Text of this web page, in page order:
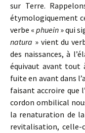
sur Terre.
étymologiquement
verbe « phuein » qui
natura » vient du
des naissances, à
équivaut avant tout
fuite en avant dans
faisant accroire que
cordon ombilical
la renaturation de
revitalisation,